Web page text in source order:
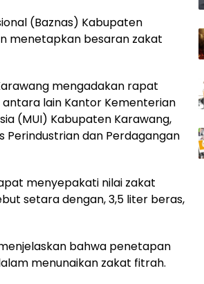
(Baznas) Kabupaten
menetapkan besaran zakat
mengadakan rapat
lain Kantor Kementerian
(MUI) Kabupaten Karawang,
Perindustrian dan Perdagangan
menyepakati nilai zakat
setara dengan, 3,5 liter beras,
bahwa penetapan
menunaikan zakat fitrah.